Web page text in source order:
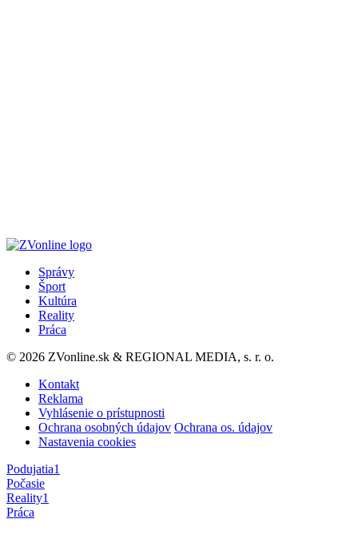
Správy
Šport
Kultúra
Reality
Práca
© 2026 ZVonline.sk & REGIONAL MEDIA, s. r. o.
Kontakt
Reklama
Vyhlásenie o prístupnosti
Ochrana osobných údajov Ochrana os. údajov
Nastavenia cookies
Podujatia1
Počasie
Reality1
Práca